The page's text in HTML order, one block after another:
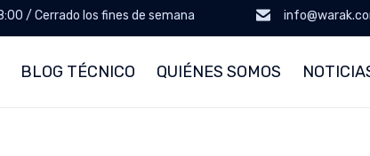
/ Cerrado los fines de semana
BLOG TÉCNICO QUIÉNES SOMOS